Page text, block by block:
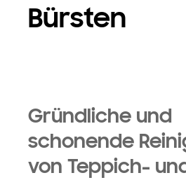
Bürsten
Gründliche und
schonende
von Teppich-